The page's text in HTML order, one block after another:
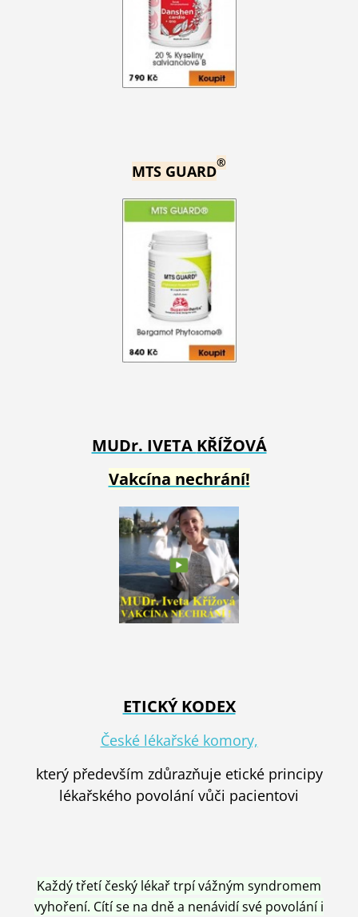
MTS GUARD®
MUDr. IVETA KŘÍŽOVÁ
Vakcína nechrání!
ETICKÝ KODEX
České lékařské komory,
který především zdůrazňuje etické principy
lékařského povolání vůči pacientovi
Každý třetí český lékař trpí vážným syndromem
vyhoření. Cítí se na dně a nenávidí své povolání i